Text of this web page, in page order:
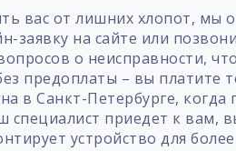
вас от лишних хлопот, мы
заявку на сайте или
о неисправности,
предоплаты – вы платите
в Санкт-Петербурге,
специалист приедет к вам,
устройство для